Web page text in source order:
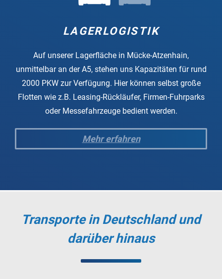
LAGERLOGISTIK
Auf unserer Lagerfläche in Mücke-Atzenhain,
unmittelbar an der A5, stehen uns Kapazitäten für rund
2000 PKW zur Verfügung. Hier können selbst große
Flotten wie z.B. Leasing-Rückläufer, Firmen-Fuhrparks
oder Messefahrzeuge bedient werden.
Mehr erfahren
Transporte in Deutschland und
darüber hinaus